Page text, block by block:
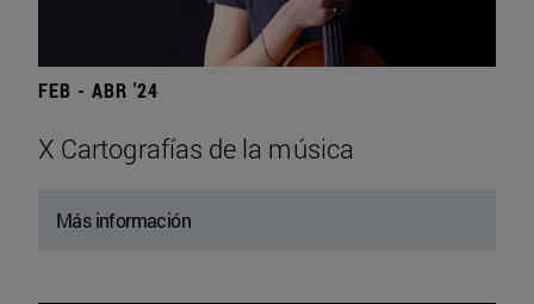
FEB - ABR '24
X Cartografías de la música
Más información